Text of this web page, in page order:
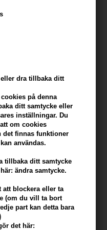
dra tillbaka ditt
på denna
ditt samtycke eller
inställningar. Du
om cookies
det finnas funktioner
användas.
tillbaka ditt samtycke
ändra samtycke.
blockera eller ta
(om du vill ta bort
part kan detta bara
det här:
förhindra håravfall eller
detta serum, förvänta
Använd serumet
eller efter att du har torkat
masseras in i hårbotten
serum kan också
och naturligtvis kan de
håravfall.
serum på Hair247
ett stort och inte minst
Aphro Celina , och vi
ett serum som kan
det gäller hår, ögonbryn
nya Aphro Celina serum
får ett bra erbjudande
att komma hem med ett
utan att behöva
vem vill inte ha det? Så
av serum här på
din favorit idag!